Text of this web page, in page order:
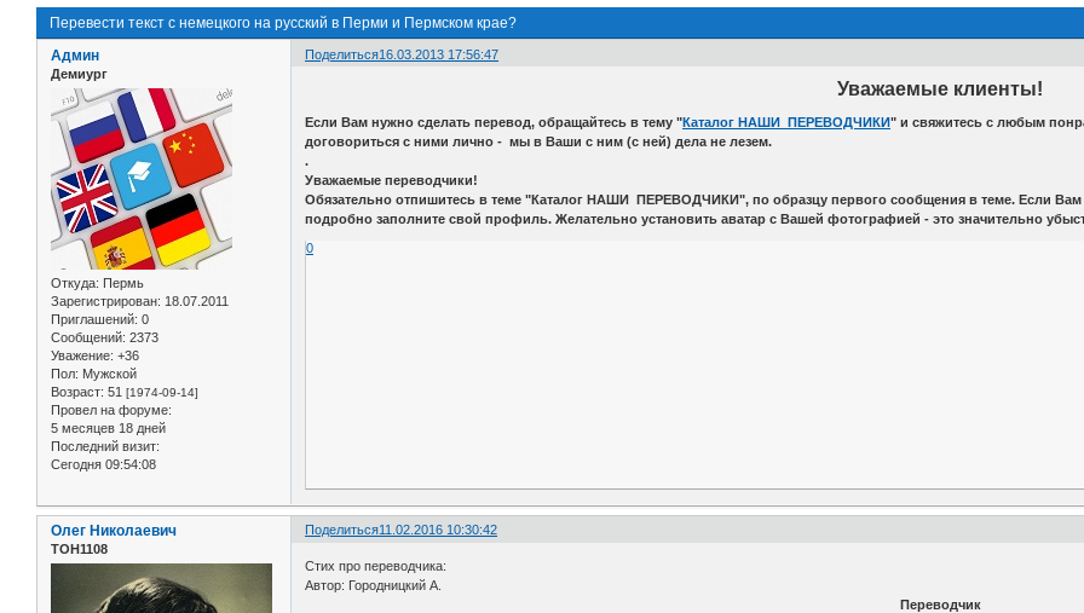
Перевести текст с немецкого на русский в Перми и Пермском крае?
Поделиться16.03.2013 17:56:47
Админ
Демиург
Откуда: Пермь
Зарегистрирован: 18.07.2011
Приглашений: 0
Сообщений: 2373
Уважение: +36
Пол: Мужской
Возраст: 51 [1974-09-14]
Провел на форуме:
5 месяцев 18 дней
Последний визит:
Сегодня 09:54:08
Уважаемые клиенты!
Если Вам нужно сделать перевод, обращайтесь в тему "Каталог НАШИ ПЕРЕВОДЧИКИ" и свяжитесь с любым
договориться с ними лично - мы в Ваши с ним (с ней) дела не лезем.
.
Уважаемые переводчики!
Обязательно отпишитесь в теме "Каталог НАШИ ПЕРЕВОДЧИКИ", по образцу первого сообщения в теме. Если Вам
подробно заполните свой профиль. Желательно установить аватар с Вашей фотографией - это значительно
0
Поделиться11.02.2016 10:30:42
Олег Николаевич
ТОН1108
Стих про переводчика:
Автор: Городницкий А.
Переводчик